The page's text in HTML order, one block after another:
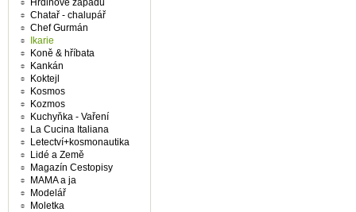
Hrdinové západu
Chatař - chalupář
Chef Gurmán
Ikarie
Koně & hříbata
Kankán
Koktejl
Kosmos
Kozmos
Kuchyňka - Vaření
La Cucina Italiana
Letectví+kosmonautika
Lidé a Země
Magazín Cestopisy
MAMA a ja
Modelář
Moletka